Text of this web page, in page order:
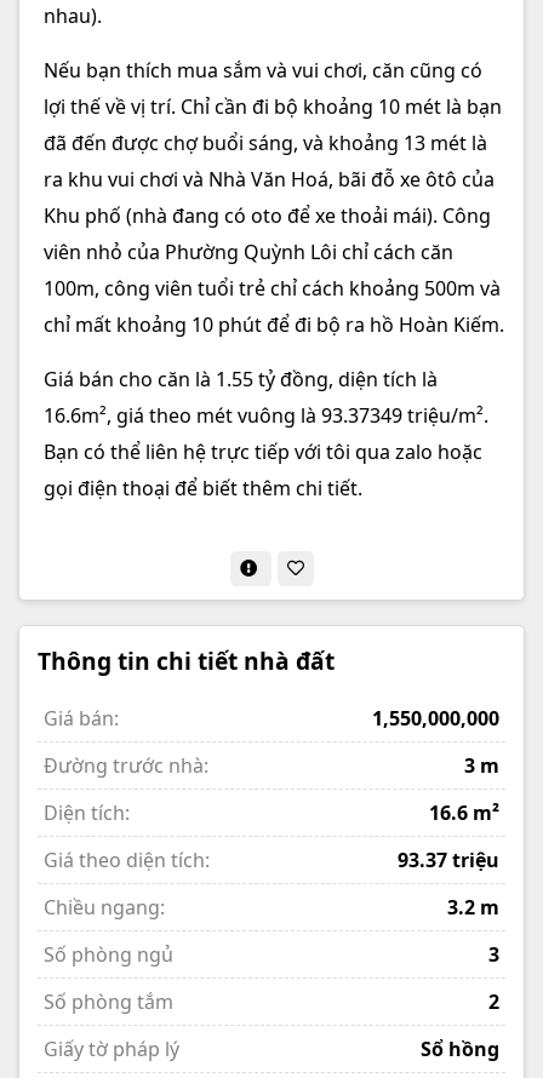
nhau).
Nếu bạn thích mua sắm và vui chơi, căn cũng có
lợi thế về vị trí. Chỉ cần đi bộ khoảng 10 mét là bạn
đã đến được chợ buổi sáng, và khoảng 13 mét là
ra khu vui chơi và Nhà Văn Hoá, bãi đỗ xe ôtô của
Khu phố (nhà đang có oto để xe thoải mái). Công
viên nhỏ của Phường Quỳnh Lôi chỉ cách căn
100m, công viên tuổi trẻ chỉ cách khoảng 500m và
chỉ mất khoảng 10 phút để đi bộ ra hồ Hoàn Kiếm.
Giá bán cho căn là 1.55 tỷ đồng, diện tích là
16.6m², giá theo mét vuông là 93.37349 triệu/m².
Bạn có thể liên hệ trực tiếp với tôi qua zalo hoặc
gọi điện thoại để biết thêm chi tiết.
Thông tin chi tiết nhà đất
Giá bán:
1,550,000,000
Đường trước nhà:
3 m
Diện tích:
16.6 m²
Giá theo diện tích:
93.37 triệu
Chiều ngang:
3.2 m
Số phòng ngủ
3
Số phòng tắm
2
Giấy tờ pháp lý
Sổ hồng